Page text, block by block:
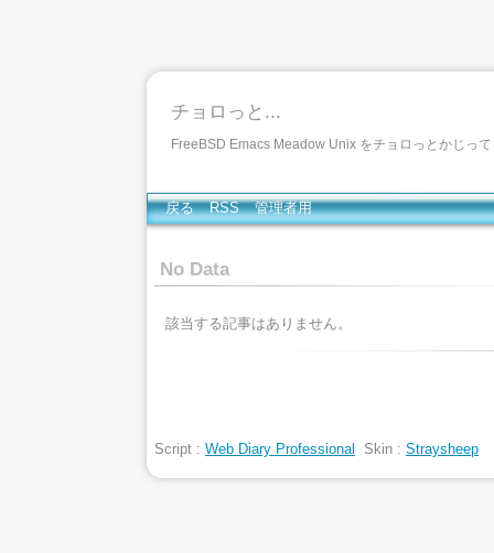
チョロっと...
FreeBSD Emacs Meadow Unix をチョロっとかじっ
戻る RSS 管理者用
No Data
該当する記事はありません。
Script : Web Diary Professional Skin : Straysheep